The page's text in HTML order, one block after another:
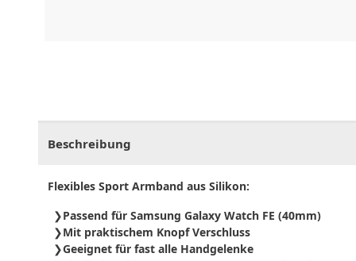
Beschreibung
Flexibles Sport Armband aus Silikon:
Passend für Samsung Galaxy Watch FE (40mm)
Mit praktischem Knopf Verschluss
Geeignet für fast alle Handgelenke